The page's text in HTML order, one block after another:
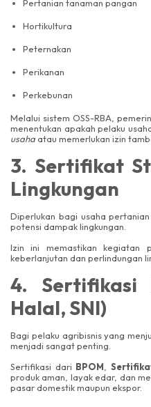
Pertanian tanaman pangan
Hortikultura
Peternakan
Perikanan
Perkebunan
Melalui sistem OSS-RBA,
menentukan apakah pelaku
usaha atau memerlukan izin
3. Sertifikat
Lingkungan
Diperlukan bagi usaha
potensi dampak lingkungan.
Izin ini memastikan kegiatan
keberlanjutan dan perlindungan
4. Sertifikasi
Halal, SNI)
Bagi pelaku agribisnis yang
menjadi sangat penting.
Sertifikasi dari BPOM
produk aman, layak edar, dan
pasar domestik maupun ekspor.